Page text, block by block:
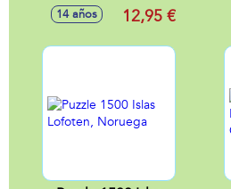
14 años 12,95 €